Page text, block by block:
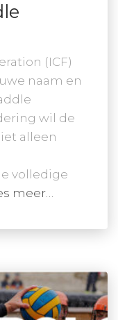
(ICF)
naam en
wil de
alleen
volledige
meer…